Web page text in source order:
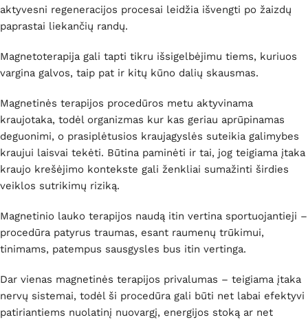
aktyvesni regeneracijos procesai leidžia išvengti po žaizdų
paprastai liekančių randų.
Magnetoterapija gali tapti tikru išsigelbėjimu tiems, kuriuos
vargina galvos, taip pat ir kitų kūno dalių skausmas.
Magnetinės terapijos procedūros metu aktyvinama
kraujotaka, todėl organizmas kur kas geriau aprūpinamas
deguonimi, o prasiplėtusios kraujagyslės suteikia galimybes
kraujui laisvai tekėti. Būtina paminėti ir tai, jog teigiama įtaka
kraujo krešėjimo kontekste gali ženkliai sumažinti širdies
veiklos sutrikimų riziką.
Magnetinio lauko terapijos naudą itin vertina sportuojantieji –
procedūra patyrus traumas, esant raumenų trūkimui,
tinimams, patempus sausgysles bus itin vertinga.
Dar vienas magnetinės terapijos privalumas – teigiama įtaka
nervų sistemai, todėl ši procedūra gali būti net labai efektyvi
patiriantiems nuolatinį nuovargį, energijos stoką ar net